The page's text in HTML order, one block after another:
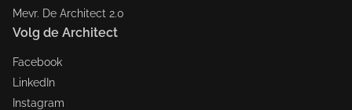
Mevr. De Architect 2.0
Volg de Architect
Facebook
LinkedIn
Instagram